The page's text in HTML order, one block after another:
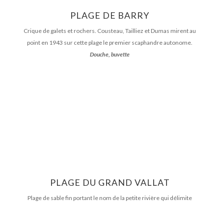
PLAGE DE BARRY
Crique de galets et rochers. Cousteau, Tailliez et Dumas mirent au
point en 1943 sur cette plage le premier scaphandre autonome.
Douche, buvette
PLAGE DU GRAND VALLAT
Plage de sable fin portant le nom de la petite rivière qui délimite